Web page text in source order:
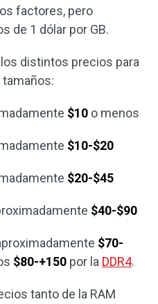
factores, pero
de 1 dólar por GB.
distintos precios para
tamaños:
$10 o menos
$10-$20
$20-$45
$40-$90
$70-
$80-+150 por la DDR4.
tanto de la RAM